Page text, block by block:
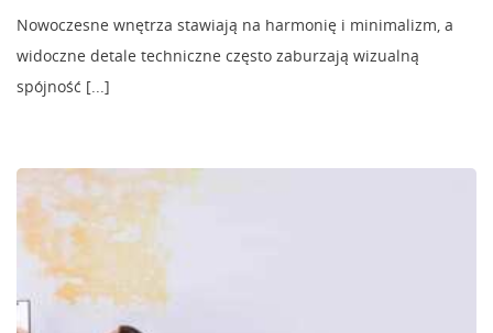
Nowoczesne wnętrza stawiają na harmonię i minimalizm, a
widoczne detale techniczne często zaburzają wizualną
spójność [...]